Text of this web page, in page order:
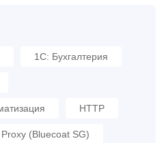
1С: Бухгалтерия
HTTP
(Bluecoat SG)